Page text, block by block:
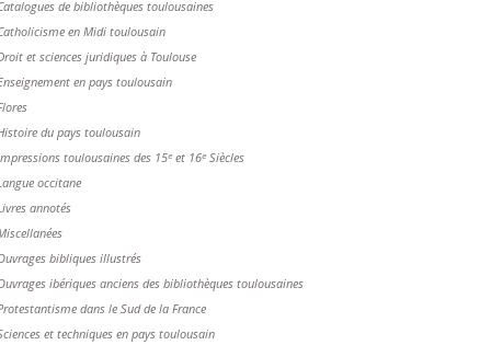
de bibliothèques toulousaines
en Midi toulousain
et sciences juridiques à Toulouse
en pays toulousain
du pays toulousain
toulousaines des 15ᵉ et 16ᵉ Siècles
occitane
annotés
bibliques illustrés
ibériques anciens des bibliothèques toulousaines
dans le Sud de la France
et techniques en pays toulousain